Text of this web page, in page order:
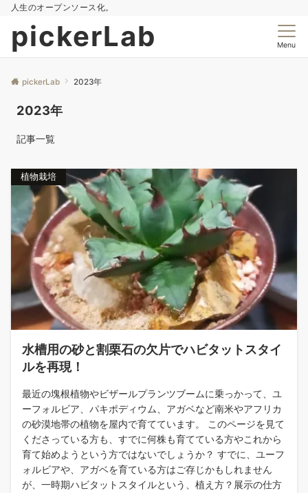
人生のオープンソース化。
pickerLab Menu
pickerLab 2023年
2023年
記事一覧
植物栽培
水槽用の砂と割栗石の欠片でハビタットスタイ
ルを再現！
最近の塊根植物やビザールプランツブームに乗っかって、ユ
ーフォルビア、パキポディウム、アガベなど南米やアフリカ
の砂漠地帯の植物を屋内で育てています。 このページを見て
くださっている方も、すでに何株も育てている方やこれから
育て始めようという方ではないでしょうか？ すでに、ユーフ
ォルビアや、アガベを育ている方はご存じかもしれません
が、一時期ハビタットスタイルという、植え方？展示の仕方